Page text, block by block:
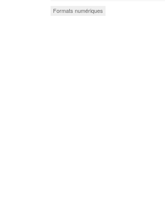
Formats numériques